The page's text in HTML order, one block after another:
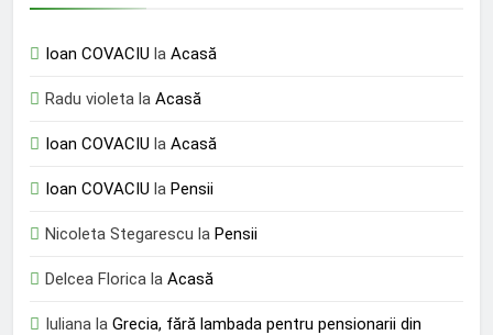
Ioan COVACIU la Acasă
Radu violeta la Acasă
Ioan COVACIU la Acasă
Ioan COVACIU la Pensii
Nicoleta Stegarescu la Pensii
Delcea Florica la Acasă
Iuliana la Grecia, fără lambada pentru pensionarii din